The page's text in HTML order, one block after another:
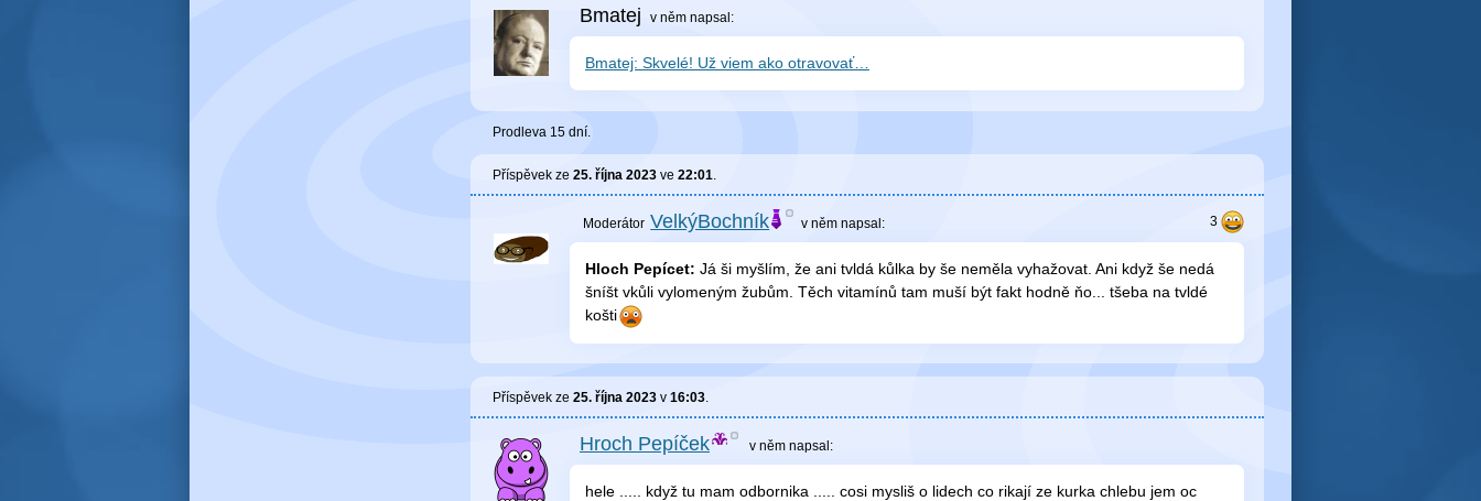
Bmatej v něm napsal:
Bmatej: Skvelé! Už viem ako otravovať…
Prodleva 15 dní.
Příspěvek ze 25. října 2023 ve 22:01.
VelkýBochník v němnapsal:
Hloch Pepícet: Já ši myšlím, že ani tvldá kůlka by še neměla vyhažovat. Ani když še nedá
šníšt vkůli vylomeným žubům. Těch vitamínů tam muší být fakt hodně ňo... tšeba na tvldé
košti
Příspěvek ze 25. října 2023 v 16:03
Hroch Pepíček v něm napsal:
hele ..... když tu mam odbornika ..... cosi mysliš o lidech co rikají ze kurka chlebu jem oc